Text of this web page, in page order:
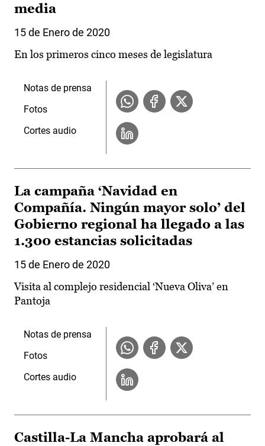
media
15 de Enero de 2020
En los primeros cinco meses de legislatura
Notas de prensa
Fotos
Cortes audio
La campaña ‘Navidad en
Compañía. Ningún mayor solo’ del
Gobierno regional ha llegado a las
1.300 estancias solicitadas
15 de Enero de 2020
Visita al complejo residencial ‘Nueva Oliva’ en
Pantoja
Notas de prensa
Fotos
Cortes audio
Castilla-La Mancha aprobará al